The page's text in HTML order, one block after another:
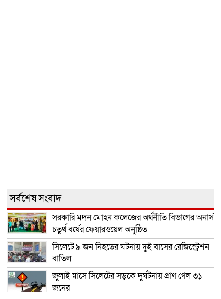
সর্বশেষ সংবাদ
সরকারি মদন মোহন কলেজের অর্থনীতি বিভাগের অনার্স
চতুর্থ বর্ষের ফেয়ারওয়েল অনুষ্ঠিত
সিলেটে ৯ জন নিহতের ঘটনায় দুই বাসের রেজিস্ট্রেশন
বাতিল
জুলাই মাসে সিলেটের সড়কে দুর্ঘটনায় প্রাণ গেল ৩১
জনের